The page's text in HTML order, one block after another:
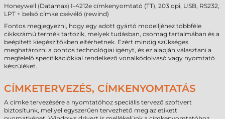
Honeywell (Datamax) I-4212e címkenyomtató (TT), 203 dpi, USB, RS232,
LPT + belső címke csévélő (rewind)
Fontos megjegyezni, hogy egy adott gyártó modelljéhez többféle
cikkszámú termék tartozik, melyek tudásban, csomag tartalmában és a
beépített kiegészítőkben eltérhetnek. Ezért mindig szükséges
meghatározni a pontos technológiai igényt, és ez alapján választani a
megfelelő specifikációkkal rendelkező vonalkódolvasó vagy nyomtató
készüléket.
CÍMKETERVEZÉS, CÍMKENYOMTATÁS
A címke tervezésére a nyomtatóhoz speciális tervező szoftvert
biztosítunk, mellyel egyszerűen tervezhető meg az etikett